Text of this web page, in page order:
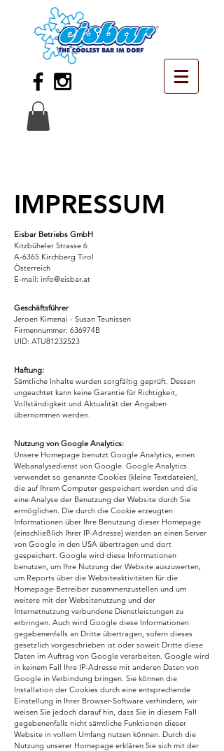
IMPRESSUM
Eisbar Betriebs GmbH
Kitzbüheler Strasse 6
A-6365 Kirchberg Tirol
Österreich
E-mail: info@eisbar.at
Geschäftsführer
Jeroen Kimenai - Susan Teunissen
Firmennummer: 636974B
UID: ATU81232523
Haftung:
Sämtliche Inhalte wurden sorgfältig geprüft. Dessen
ungeachtet kann keine Garantie für Richtigkeit,
Vollständigkeit und Aktualität der Angaben
übernommen werden.
Nutzung von Google Analytics:
Unsere Homepage benutzt Google Analytics, einen
Webanalysedienst von Google. Google Analytics
verwendet so genannte Cookies (kleine Textdateien),
die auf Ihrem Computer gespeichert werden und die
eine Analyse der Benutzung der Website durch Sie
ermöglichen. Die durch die Cookie erzeugten
Informationen über Ihre Benutzung dieser Homepage
(einschließlich Ihrer IP-Adresse) werden an einen Server
von Google in den USA übertragen und dort
gespeichert. Google wird diese Informationen
benutzen, um Ihre Nutzung der Website auszuwerten,
um Reports über die Websiteaktivitäten für die
Homepage-Betreiber zusammenzustellen und um
weitere mit der Websitenutzung und der
Internetnutzung verbundene Dienstleistungen zu
erbringen. Auch wird Google diese Informationen
gegebenenfalls an Dritte übertragen, sofern dieses
gesetzlich vorgeschrieben ist oder soweit Dritte diese
Daten im Auftrag von Google verarbeiten. Google wird
in keinem Fall Ihre IP-Adresse mit anderen Daten von
Google in Verbindung bringen. Sie können die
Installation der Cookies durch eine entsprechende
Einstellung in Ihrer Browser-Software verhindern, wir
weisen Sie jedoch darauf hin, dass Sie in diesem Fall
gegebenenfalls nicht sämtliche Funktionen dieser
Website in vollem Umfang nutzen können. Durch die
Nutzung unserer Homepage erklären Sie sich mit der